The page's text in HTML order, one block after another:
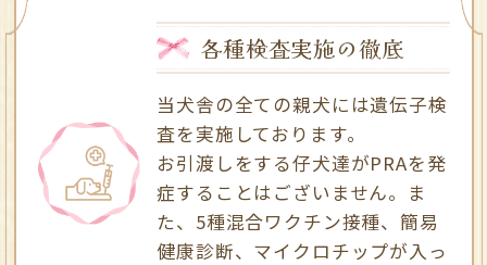
各種検査実施の徹底
当犬舎の全ての親犬には遺伝子検
査を実施しております。
お引渡しをする仔犬達がPRAを発
症することはございません。ま
た、5種混合ワクチン接種、簡易
健康診断、 マイクロチップが入っ